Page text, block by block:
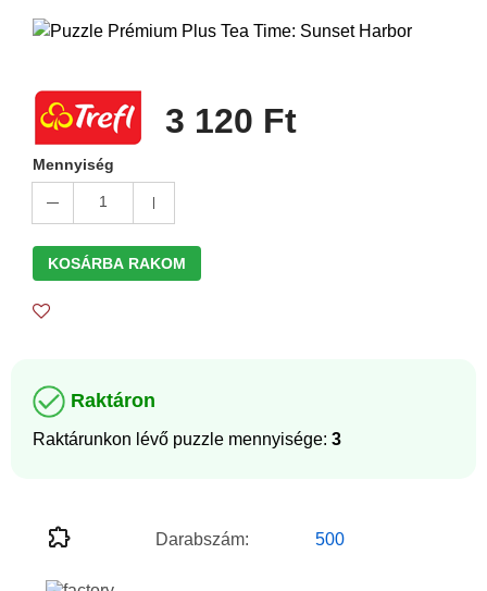
3 120 Ft
Mennyiség
1
KOSÁRBA RAKOM
Raktáron
Raktárunkon lévő puzzle mennyisége: 3
Darabszám: 500